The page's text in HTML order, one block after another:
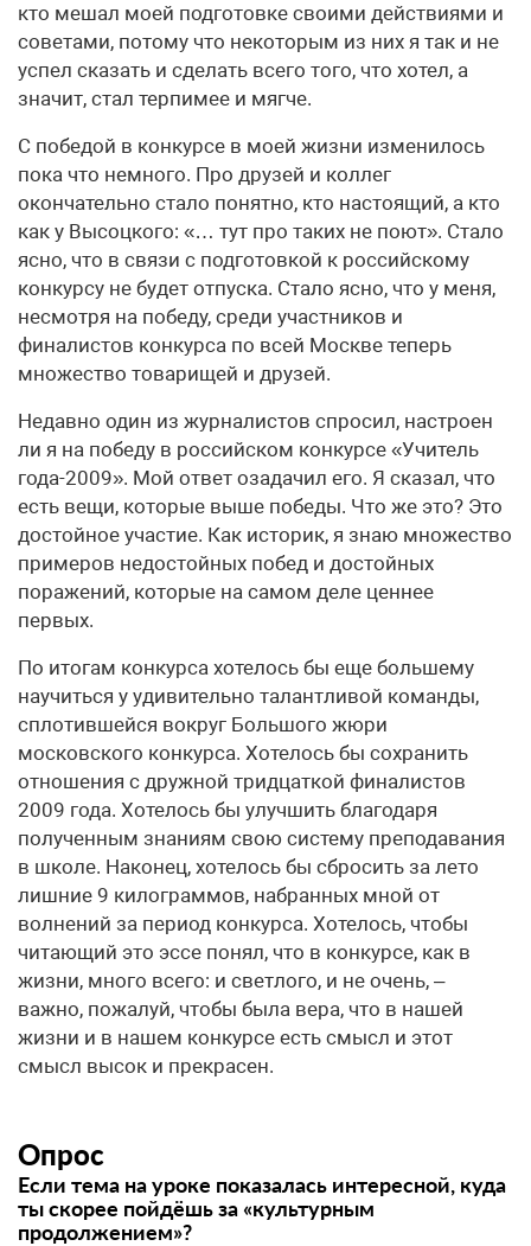
кто мешал моей подготовке своими действиями и
советами, потому что некоторым из них я так и не
успел сказать и сделать всего того, что хотел, а
значит, стал терпимее и мягче.
С победой в конкурсе в моей жизни изменилось
пока что немного. Про друзей и коллег
окончательно стало понятно, кто настоящий, а кто
как у Высоцкого: «… тут про таких не поют». Стало
ясно, что в связи с подготовкой к российскому
конкурсу не будет отпуска. Стало ясно, что у меня,
несмотря на победу, среди участников и
финалистов конкурса по всей Москве теперь
множество товарищей и друзей.
Недавно один из журналистов спросил, настроен
ли я на победу в российском конкурсе «Учитель
года-2009». Мой ответ озадачил его. Я сказал, что
есть вещи, которые выше победы. Что же это? Это
достойное участие. Как историк, я знаю множество
примеров недостойных побед и достойных
поражений, которые на самом деле ценнее
первых.
По итогам конкурса хотелось бы еще большему
научиться у удивительно талантливой команды,
сплотившейся вокруг Большого жюри
московского конкурса. Хотелось бы сохранить
отношения с дружной тридцаткой финалистов
2009 года. Хотелось бы улучшить благодаря
полученным знаниям свою систему преподавания
в школе. Наконец, хотелось бы сбросить за лето
лишние 9 килограммов, набранных мной от
волнений за период конкурса. Хотелось, чтобы
читающий это эссе понял, что в конкурсе, как в
жизни, много всего: и светлого, и не очень, –
важно, пожалуй, чтобы была вера, что в нашей
жизни и в нашем конкурсе есть смысл и этот
смысл высок и прекрасен.
Опрос
Если тема на уроке показалась интересной, куда
ты скорее пойдёшь за «культурным
продолжением»?